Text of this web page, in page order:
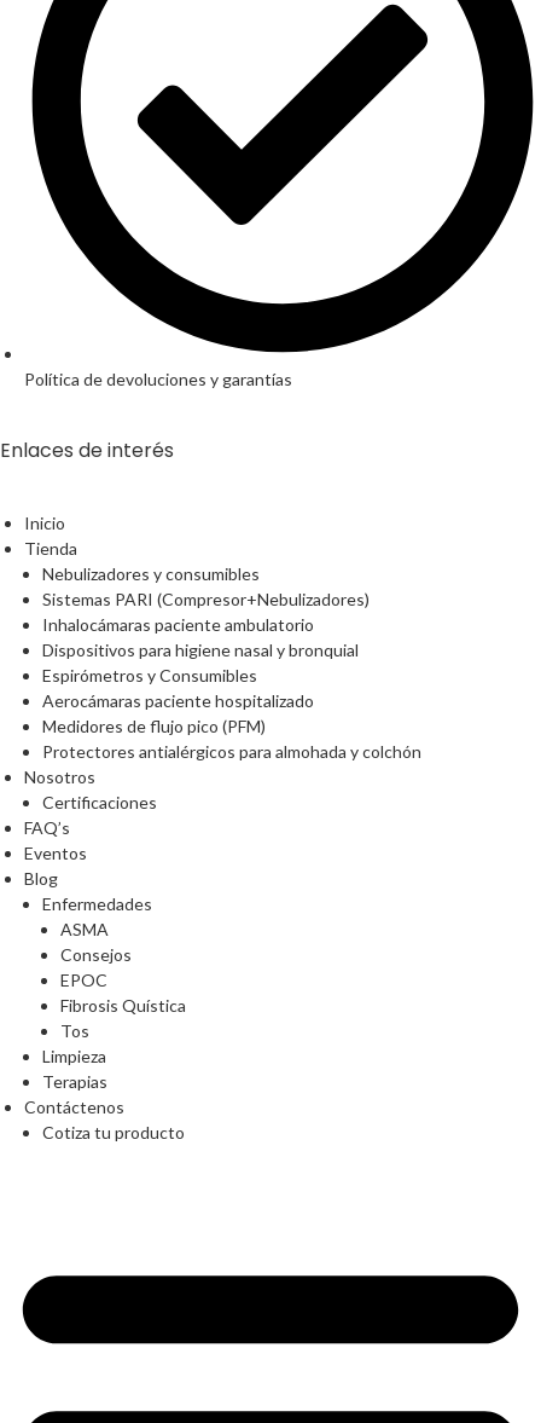
Política de devoluciones y garantías
Enlaces de interés
Inicio
Tienda
Nebulizadores y consumibles
Sistemas PARI (Compresor+Nebulizadores)
Inhalocámaras paciente ambulatorio
Dispositivos para higiene nasal y bronquial
Espirómetros y Consumibles
Aerocámaras paciente hospitalizado
Medidores de flujo pico (PFM)
Protectores antialérgicos para almohada y colchón
Nosotros
Certificaciones
FAQ’s
Eventos
Blog
Enfermedades
ASMA
Consejos
EPOC
Fibrosis Quística
Tos
Limpieza
Terapias
Contáctenos
Cotiza tu producto